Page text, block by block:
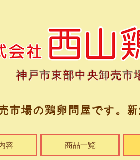
神戸市東部中央卸売市
容 商品一覧
市場の鶏卵問屋です。​